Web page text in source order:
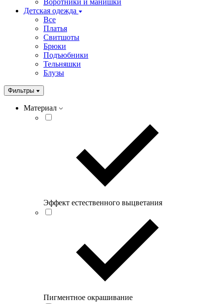
Детская одежда
Все
Платья
Свитшоты
Брюки
Подъюбники
Тельняшки
Блузы
Фильтры
Материал
Эффект естественного выцветания
Пигментное окрашивание